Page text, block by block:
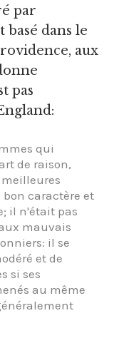
par
dans le
aux
pas
qui
de raison,
caractère et
il n'était pas
mauvais
il se
et de
si ses
au même